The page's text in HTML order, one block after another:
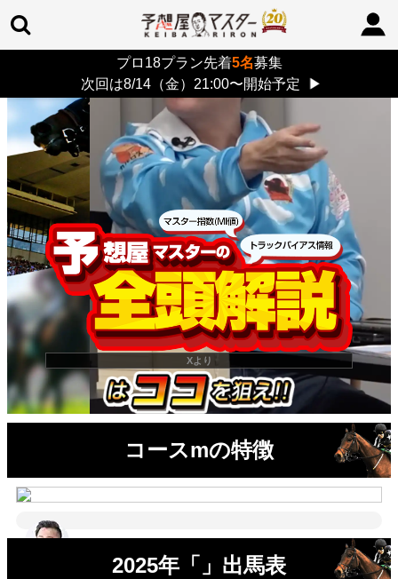
プロ18プラン先着5名募集
次回は8/14（金）21:00〜開始予定
▶
> 26/8/9 (日)
Xより
コースmの特徴
2025年「」出馬表